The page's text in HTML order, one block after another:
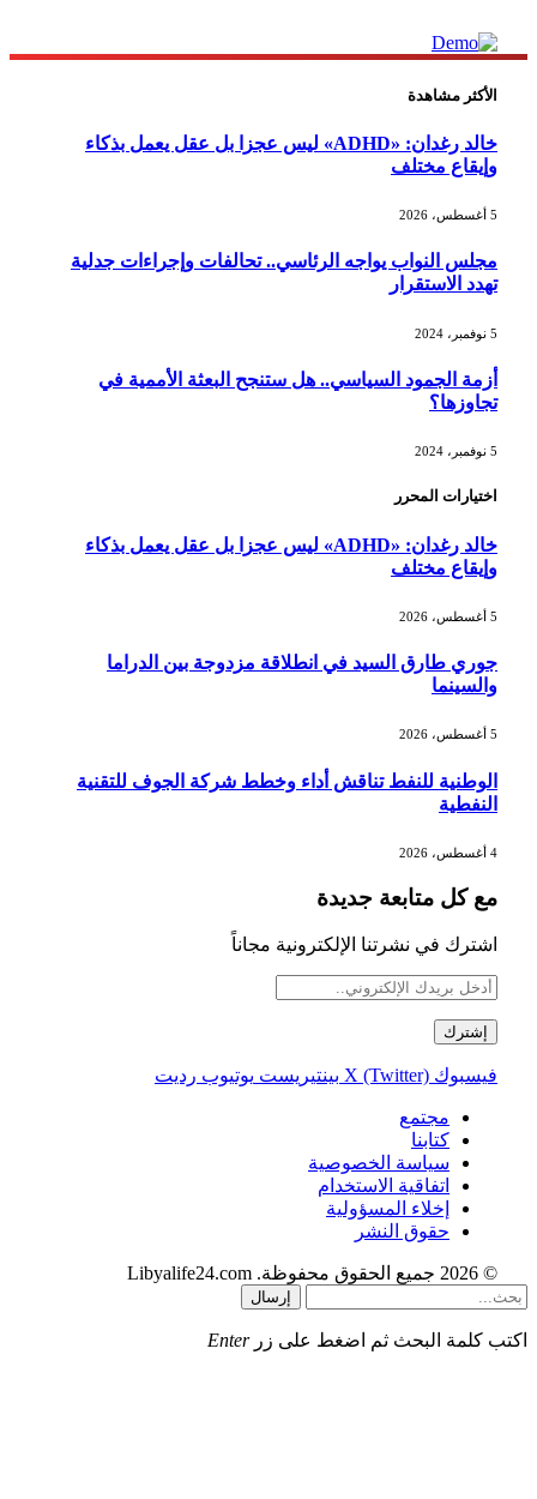
الأكثر مشاهدة
خالد رغدان: «ADHD» ليس عجزا بل عقل يعمل بذكاء
وإيقاع مختلف
مجلس النواب يواجه الرئاسي.. تحالفات وإجراءات جدلية
تهدد الاستقرار
أزمة الجمود السياسي.. هل ستنجح البعثة الأممية في
تجاوزها؟
اختيارات المحرر
خالد رغدان: «ADHD» ليس عجزا بل عقل يعمل بذكاء
وإيقاع مختلف
جوري طارق السيد في انطلاقة مزدوجة بين الدراما
والسينما
الوطنية للنفط تناقش أداء وخطط شركة الجوف للتقنية
النفطية
مع كل متابعة جديدة
اشترك في نشرتنا الإلكترونية مجاناً
فيسبوك X (Twitter) بينتيريست يوتيوب رديت
مجتمع
كتابنا
سياسة الخصوصية
اتفاقية الاستخدام
إخلاء المسؤولية
حقوق النشر
© 2026 جميع الحقوق محفوظة. Libyalife24.com
إرسال
اكتب كلمة البحث ثم اضغط على زر Enter